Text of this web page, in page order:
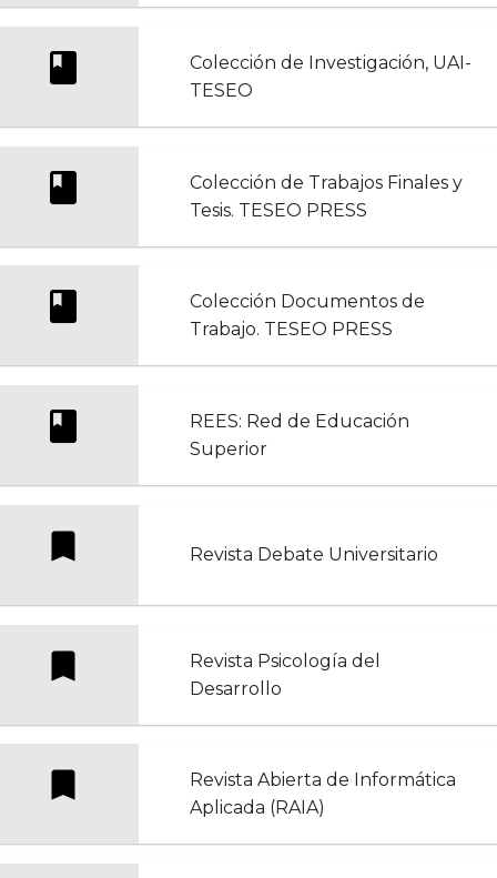
Colección de Investigación, UAI-
TESEO
Colección de Trabajos Finales y
Tesis. TESEO PRESS
Colección Documentos de
Trabajo. TESEO PRESS
REES: Red de Educación
Superior
Revista Debate Universitario
Revista Psicología del
Desarrollo
Revista Abierta de Informática
Aplicada (RAIA)